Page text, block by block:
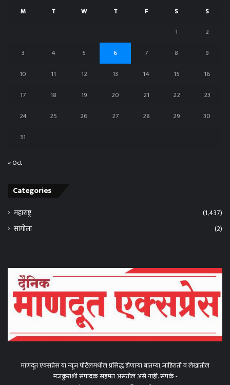
M T W T F S
S
1
2
3
4 5 6 7 8
9
10
11 12 13 14 15
16
17
18 19 20 21 22
23
24
25 26 27 28 29
30
31
« Oct
Categories
महाराष्ट्र
(1,437)
सांगोला
(2)
माणदूत एक्सप्रेस या न्यूज पोर्टलमधील प्रसिद्ध होणाऱ्या बातम्या,जाहिराती व लेखातील
मजकुराशी संपादक सहमत असतील असे नाही. संपर्क -